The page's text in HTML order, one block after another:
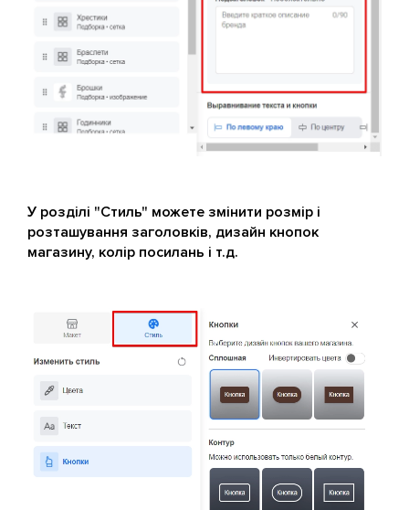
У розділі "Стиль" можете змінити розмір і
розташування заголовків, дизайн кнопок
магазину, колір посилань і т.д.